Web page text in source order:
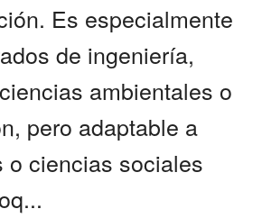
Es especialmente
de ingeniería,
ambientales o
pero adaptable a
o ciencias sociales